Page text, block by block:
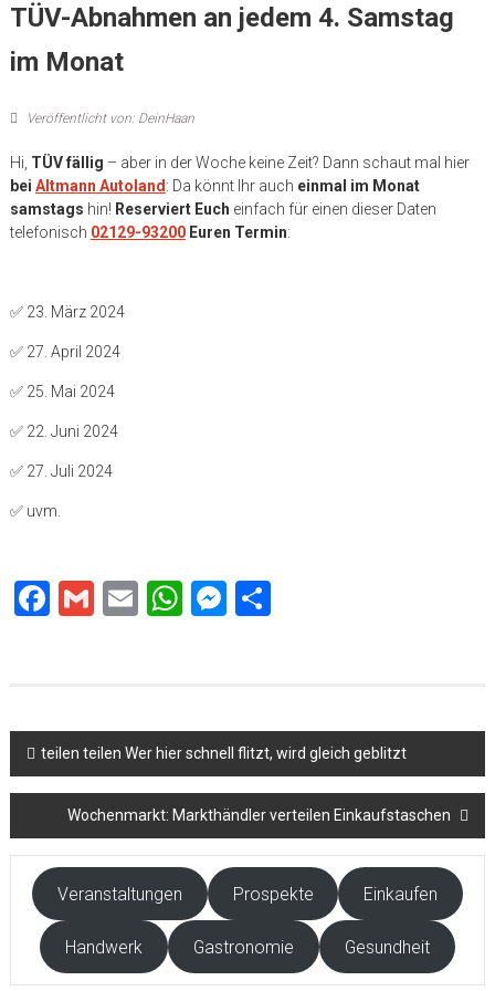
TÜV-Abnahmen an jedem 4. Samstag
im Monat
Veröffentlicht von: DeinHaan
Hi, TÜV fällig – aber in der Woche keine Zeit? Dann schaut mal hier
bei Altmann Autoland : Da könnt Ihr auch einmal im Monat
samstags hin! Reserviert Euch einfach für einen dieser Daten
telefonisch 02129-93200 Euren Termin:
✅ 23. März 2024
✅ 27. April 2024
✅ 25. Mai 2024
✅ 22. Juni 2024
✅ 27. Juli 2024
✅ uvm.
Facebook
Gmail
EmailWhatsApp
Messenger
Teilen
Beitragsnavigation
teilen teilen Wer hier schnell flitzt, wird gleich geblitzt
Wochenmarkt: Markthändler verteilen Einkaufstaschen
Veranstaltungen Prospekte Einkaufen
Handwerk Gastronomie Gesundheit